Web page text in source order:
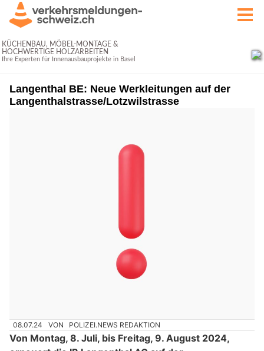
Langenthal BE: Neue Werkleitungen auf der
Langenthalstrasse/Lotzwilstrasse
08.07.24 VON POLIZEI.NEWS REDAKTION
Von Montag, 8. Juli, bis Freitag, 9. August 2024,